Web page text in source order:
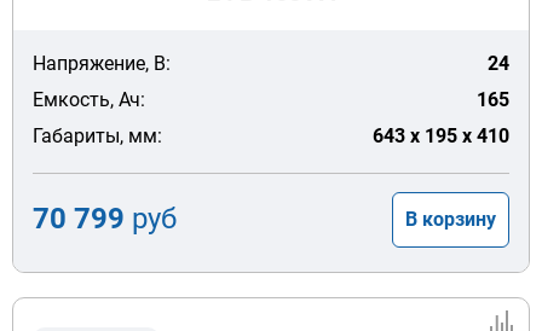
Напряжение, В:
24
Емкость, Ач:
165
Габариты, мм:
643 x 195 x 410
70 799 руб В корзину